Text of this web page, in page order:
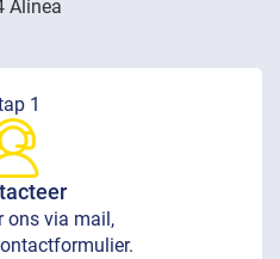
Alinea
1
ons via mail,